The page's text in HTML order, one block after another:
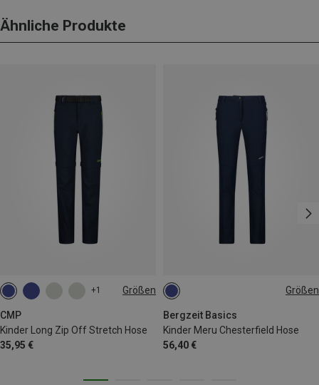
Ähnliche Produkte
+1 Größen
CMP
Kinder Long Zip Off Stretch Hose
35,95 €
Größen
Bergzeit Basics
Kinder Meru Chesterfield Hose
56,40 €
104